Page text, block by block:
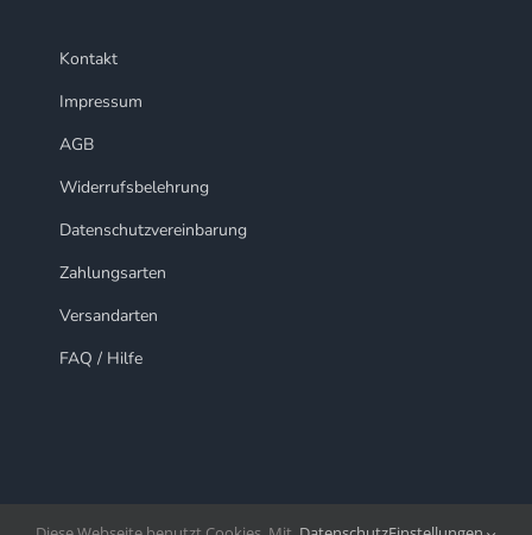
Kontakt
Impressum
AGB
Widerrufsbelehrung
Datenschutzvereinbarung
Zahlungsarten
Versandarten
FAQ / Hilfe